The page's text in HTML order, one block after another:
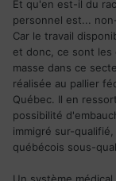
Et qu'en est-il du
personnel est...
Car le travail
et donc, ce sont les
masse dans ce
réalisée au pallier
Québec. Il en
possibilité
immigré sur-
québécois sous-
Un système